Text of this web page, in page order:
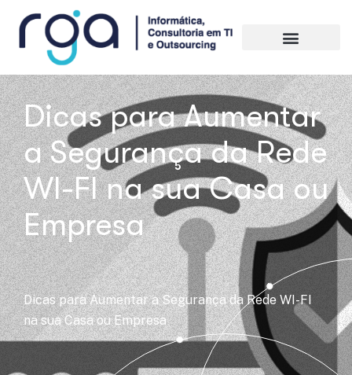
Dicas para Aumentar
a Segurança da Rede
WI-FI na sua Casa ou
Empresa
Dicas para Aumentar a Segurança da Rede WI-FI
na sua Casa ou Empresa